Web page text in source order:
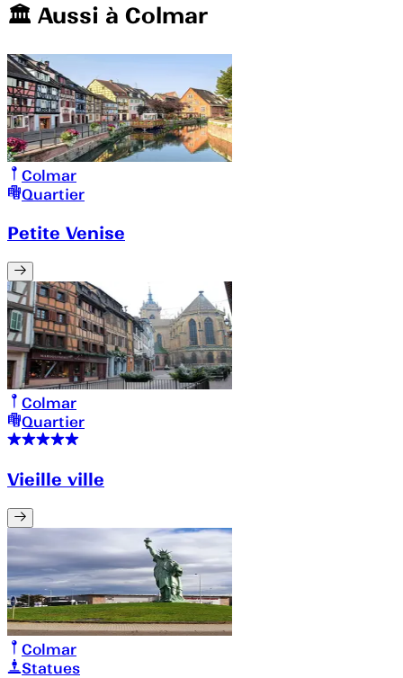
🏛️️ Aussi à Colmar
Colmar
Quartier
Petite Venise
Colmar
Quartier
Vieille ville
Colmar
Statues